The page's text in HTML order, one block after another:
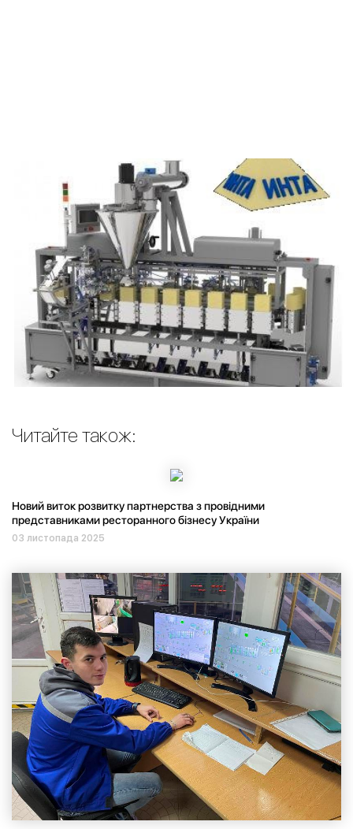
Читайте також:
Новий виток розвитку партнерства з провідними
представниками ресторанного бізнесу України
03 листопада 2025